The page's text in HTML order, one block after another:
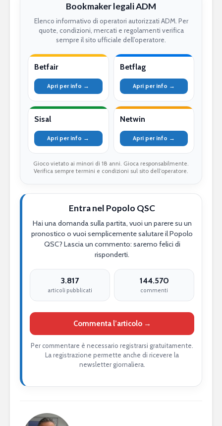
Bookmaker legali ADM
Elenco informativo di operatori autorizzati ADM. Per
quote, condizioni, mercati e regolamenti verifica
sempre il sito ufficiale dell’operatore.
Betfair
Apri per info →
Betflag
Apri per info →
Sisal
Apri per info →
Netwin
Apri per info →
Gioco vietato ai minori di 18 anni. Gioca responsabilmente.
Verifica sempre termini e condizioni sul sito dell’operatore.
Entra nel Popolo QSC
Hai una domanda sulla partita, vuoi un parere su un
pronostico o vuoi semplicemente salutare il Popolo
QSC? Lascia un commento: saremo felici di
risponderti.
3.817
articoli pubblicati
144.570
commenti
Commenta l’articolo →
Per commentare è necessario registrarsi gratuitamente.
La registrazione permette anche di ricevere la
newsletter giornaliera.